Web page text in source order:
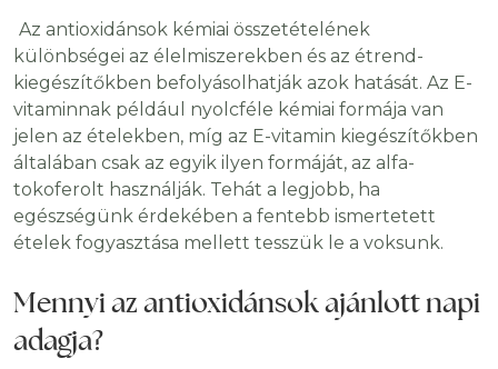
Az antioxidánsok kémiai összetételének
különbségei az élelmiszerekben és az étrend-
kiegészítőkben befolyásolhatják azok hatását. Az E-
vitaminnak például nyolcféle kémiai formája van
jelen az ételekben, míg az E-vitamin kiegészítőkben
általában csak az egyik ilyen formáját, az alfa-
tokoferolt használják. Tehát a legjobb, ha
egészségünk érdekében a fentebb ismertetett
ételek fogyasztása mellett tesszük le a voksunk.
Mennyi az antioxidánsok ajánlott napi
adagja?